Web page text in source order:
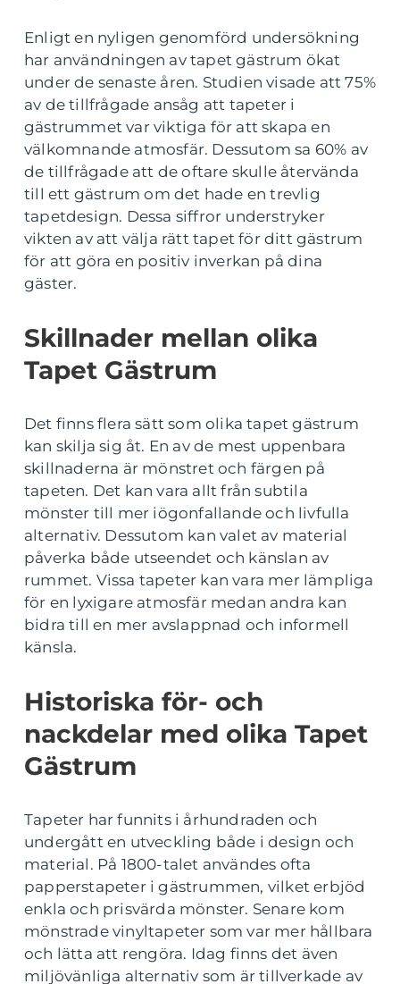
Enligt en nyligen genomförd undersökning
har användningen av tapet gästrum ökat
under de senaste åren. Studien visade att 75%
av de tillfrågade ansåg att tapeter i
gästrummet var viktiga för att skapa en
välkomnande atmosfär. Dessutom sa 60% av
de tillfrågade att de oftare skulle återvända
till ett gästrum om det hade en trevlig
tapetdesign. Dessa siffror understryker
vikten av att välja rätt tapet för ditt gästrum
för att göra en positiv inverkan på dina
gäster.
Skillnader mellan olika
Tapet Gästrum
Det finns flera sätt som olika tapet gästrum
kan skilja sig åt. En av de mest uppenbara
skillnaderna är mönstret och färgen på
tapeten. Det kan vara allt från subtila
mönster till mer iögonfallande och livfulla
alternativ. Dessutom kan valet av material
påverka både utseendet och känslan av
rummet. Vissa tapeter kan vara mer lämpliga
för en lyxigare atmosfär medan andra kan
bidra till en mer avslappnad och informell
känsla.
Historiska för- och
nackdelar med olika Tapet
Gästrum
Tapeter har funnits i århundraden och
undergått en utveckling både i design och
material. På 1800-talet användes ofta
papperstapeter i gästrummen, vilket erbjöd
enkla och prisvärda mönster. Senare kom
mönstrade vinyltapeter som var mer hållbara
och lätta att rengöra. Idag finns det även
miljövänliga alternativ som är tillverkade av